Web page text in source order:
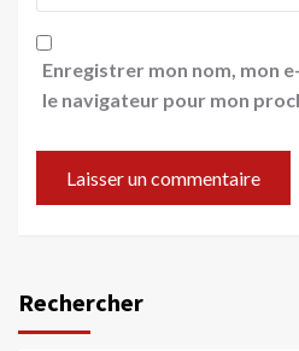
Enregistrer mon nom, mon
le navigateur pour mon
Rechercher